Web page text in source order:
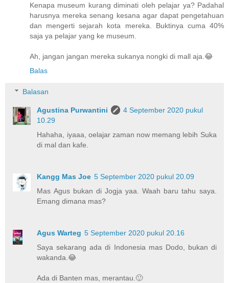
Kenapa museum kurang diminati oleh pelajar ya? Padahal
harusnya mereka senang kesana agar dapat pengetahuan
dan mengerti sejarah kota mereka. Buktinya cuma 40%
saja ya pelajar yang ke museum.
Ah, jangan jangan mereka sukanya nongki di mall aja.😂
Balas
Balasan
Agustina Purwantini
4 September 2020 pukul
10.29
Hahaha, iyaaa, oelajar zaman now memang lebih Suka
di mal dan kafe.
Kangg Mas Joe 5 September 2020 pukul 20.09
Mas Agus bukan di Jogja yaa. Waah baru tahu saya.
Emang dimana mas?
Agus Warteg 5 September 2020 pukul 20.16
Saya sekarang ada di Indonesia mas Dodo, bukan di
wakanda.😂
Ada di Banten mas, merantau.🙂